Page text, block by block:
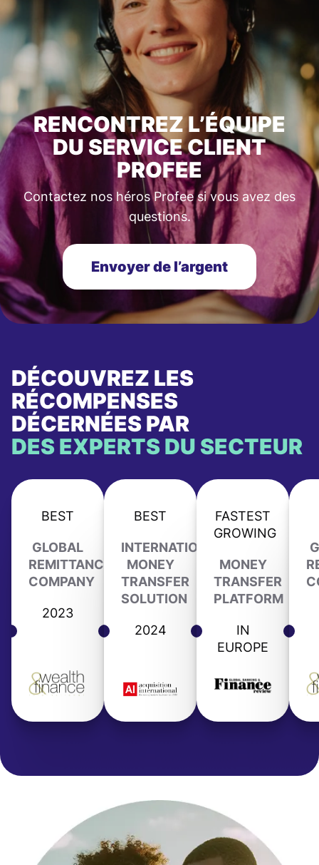
RENCONTREZ L’ÉQUIPE
DU SERVICE CLIENT
PROFEE
Contactez nos héros Profee si vous avez des
questions.
Envoyer de l’argent
DÉCOUVREZ LES
RÉCOMPENSES
DÉCERNÉES PAR
DES EXPERTS DU SECTEUR
BEST
GLOBAL
REMITTANCE
COMPANY
2023
BEST
INTERNATIONAL
MONEY
TRANSFER
SOLUTION
2024
FASTEST
GROWING
MONEY
TRANSFER
PLATFORM
IN
EUROPE